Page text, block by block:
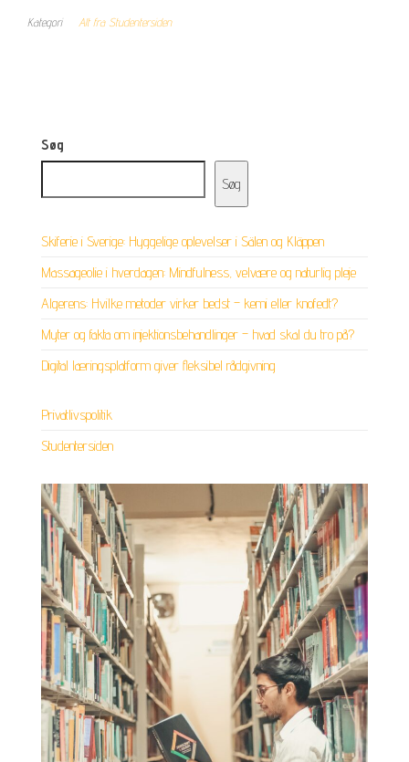
Kategori Alt fra Studentersiden
Søg
Søg
Skiferie i Sverige: Hyggelige oplevelser i Sälen og Kläppen
Massageolie i hverdagen: Mindfulness, velvære og naturlig pleje
Algerens: Hvilke metoder virker bedst – kemi eller knofedt?
Myter og fakta om injektionsbehandlinger – hvad skal du tro på?
Digital læringsplatform giver fleksibel rådgivning
Privatlivspolitik
Studentersiden